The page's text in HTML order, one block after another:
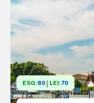
ESG:80 | LEI:70